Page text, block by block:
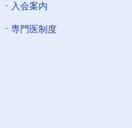
入会案内
専門医制度